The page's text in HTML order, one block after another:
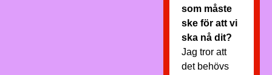
som måste
ske för att vi
ska nå dit?
Jag tror att
det behövs